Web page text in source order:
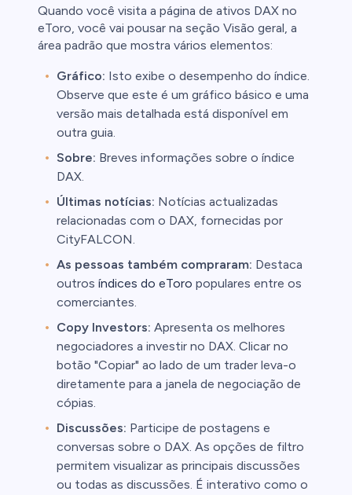
Quando você visita a página de ativos DAX no
eToro, você vai pousar na seção Visão geral, a
área padrão que mostra vários elementos:
Gráfico: Isto exibe o desempenho do índice.
Observe que este é um gráfico básico e uma
versão mais detalhada está disponível em
outra guia.
Sobre: Breves informações sobre o índice
DAX.
Últimas notícias: Notícias actualizadas
relacionadas com o DAX, fornecidas por
CityFALCON.
As pessoas também compraram: Destaca
outros índices do eToro populares entre os
comerciantes.
Copy Investors: Apresenta os melhores
negociadores a investir no DAX. Clicar no
botão "Copiar" ao lado de um trader leva-o
diretamente para a janela de negociação de
cópias.
Discussões: Participe de postagens e
conversas sobre o DAX. As opções de filtro
permitem visualizar as principais discussões
ou todas as discussões. É interativo como o